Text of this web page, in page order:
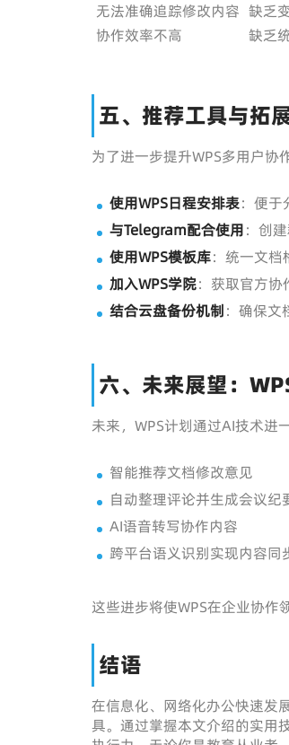
无法准确追踪修改内容 缺乏
协作效率不高
缺乏
五、推荐工具与拓
为了进一步提升WPS多用户协
使用WPS日程安排表：便于
与Telegram配合使用：创
使用WPS模板库：统一文档
加入WPS学院：获取官方协
结合云盘备份机制：确保文
六、未来展望：
未来，WPS计划通过AI技术进
智能推荐文档修改意见
自动整理评论并生成会议纪
AI语音转写协作内容
跨平台语义识别实现内容同
这些进步将使WPS在企业协作
结语
在信息化、网络化办公快速发
具。通过掌握本文介绍的实用